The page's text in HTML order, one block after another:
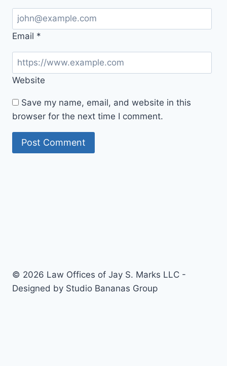
Email *
Website
Save my name, email, and website in this
browser for the next time I comment.
© 2026 Law Offices of Jay S. Marks LLC -
Designed by Studio Bananas Group